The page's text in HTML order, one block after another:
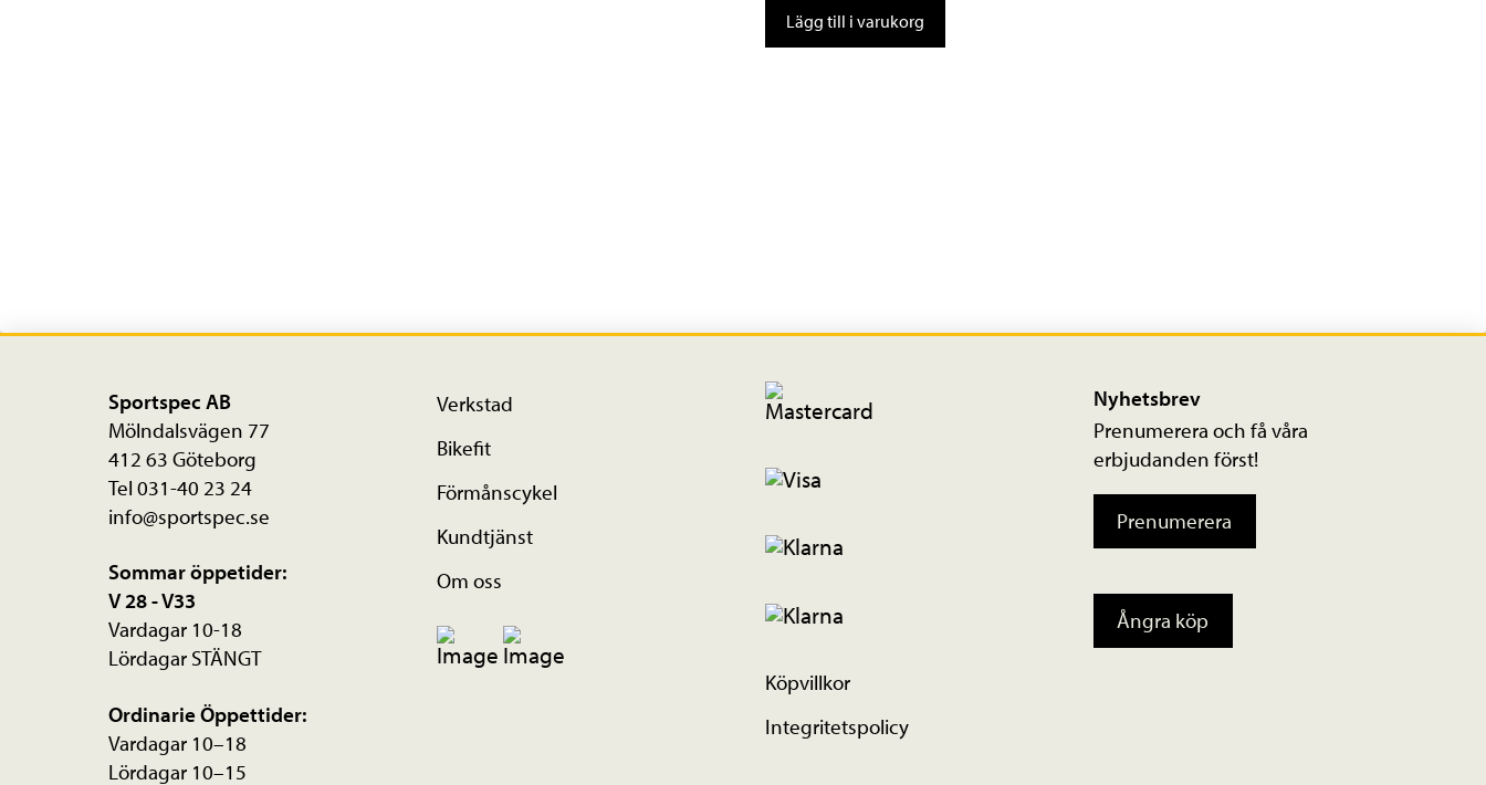
Shimano
FD-
Lägg till i varukorg
Sportspec AB
Mölndalsvägen 77
412 63 Göteborg
Tel 031-40 23 24
info@sportspec.se
Sommar öppetider:
V 28 - V33
Vardagar 10-18
Lördagar STÄNGT
Ordinarie Öppettider:
Vardagar 10–18
Lördagar 10–15
Verkstad
Bikefit
Förmånscykel
Kundtjänst
Om oss
Köpvillkor
Integritetspolicy
Nyhetsbrev
Prenumerera och få våra
erbjudanden först!
Prenumerera
Ångra köp